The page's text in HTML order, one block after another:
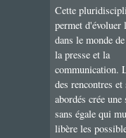
Cette
permet d'évoluer
dans le monde
la presse et la
communication.
des rencontres et
abordés crée une
sans égale qui
libère les